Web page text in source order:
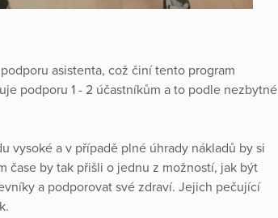
asistenta, což činí tento program
podporu 1 - 2 účastníkům a to podle nezbytné
vysoké a v případě plné úhrady nákladů by si
čase by tak přišli o jednu z možností, jak být
a podporovat své zdraví. Jejich pečující